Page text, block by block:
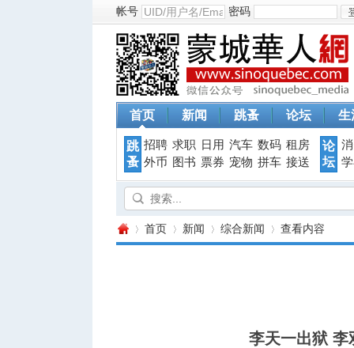
帐号 密码
首页 新闻 跳蚤 论坛 生
跳
蚤
招聘 求职 日用 汽车 数码 租房
外币
图书 票券 宠物 拼车 接送
论
坛
首页 新闻 综合新闻 查看内容
李天一出狱 李